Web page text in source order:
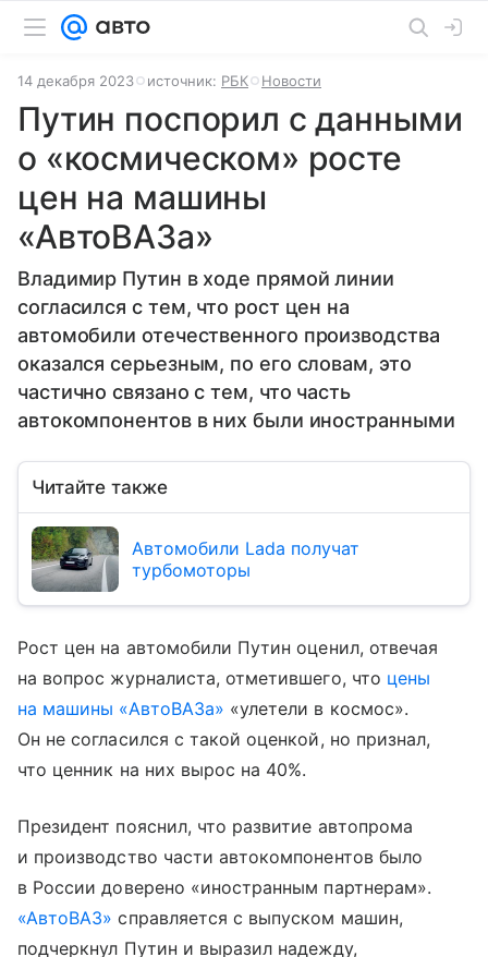
14 декабря 2023 источник: РБК Новости
Путин поспорил с данными
о «космическом» росте
цен на машины
«АвтоВАЗа»
Владимир Путин в ходе прямой линии
согласился с тем, что рост цен на
автомобили отечественного производства
оказался серьезным, по его словам, это
частично связано с тем, что часть
автокомпонентов в них были иностранными
Читайте также
Автомобили Lada получат
турбомоторы
Рост цен на автомобили Путин оценил, отвечая
на вопрос журналиста, отметившего, что цены
на машины «АвтоВАЗа» «улетели в космос».
Он не согласился с такой оценкой, но признал,
что ценник на них вырос на 40%.
Президент пояснил, что развитие автопрома
и производство части автокомпонентов было
в России доверено «иностранным партнерам».
«АвтоВАЗ» справляется с выпуском машин,
подчеркнул Путин и выразил надежду,